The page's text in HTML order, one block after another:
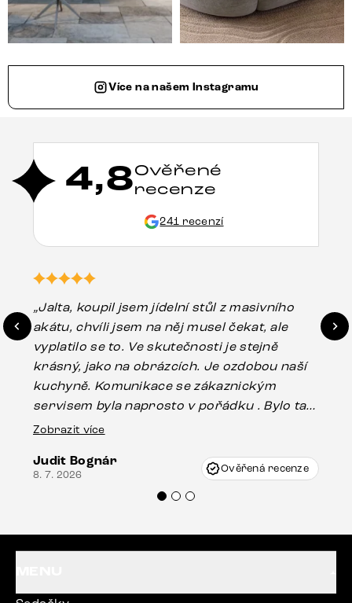
Více na našem Instagramu
4,8Ověřené
recenze
241 recenzí
„Jalta, koupil jsem jídelní stůl z masivního
akátu, chvíli jsem na něj musel čekat, ale
vyplatilo se to. Ve skutečnosti je stejně
krásný, jako na obrázcích. Je ozdobou naší
kuchyně. Komunikace se zákaznickým
servisem byla naprosto v pořádku . Bylo tam
drobné poškození u nohy stolu, které mohlo
Vincze mi velmi korektně vyšli vstříc.
Doporučuji produkty Delife všem.“
Zobrazit více
Judit Bognár
8. 7. 2026 Ověřená recenze